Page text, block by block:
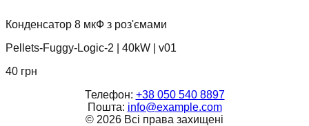
Конденсатор 8 мкФ з роз'ємами
Pellets-Fuggy-Logic-2
40kW
v01
40 грн
Телефон: +38 050 540 8897
Пошта: info@example.com
© 2026 Всі права захищені